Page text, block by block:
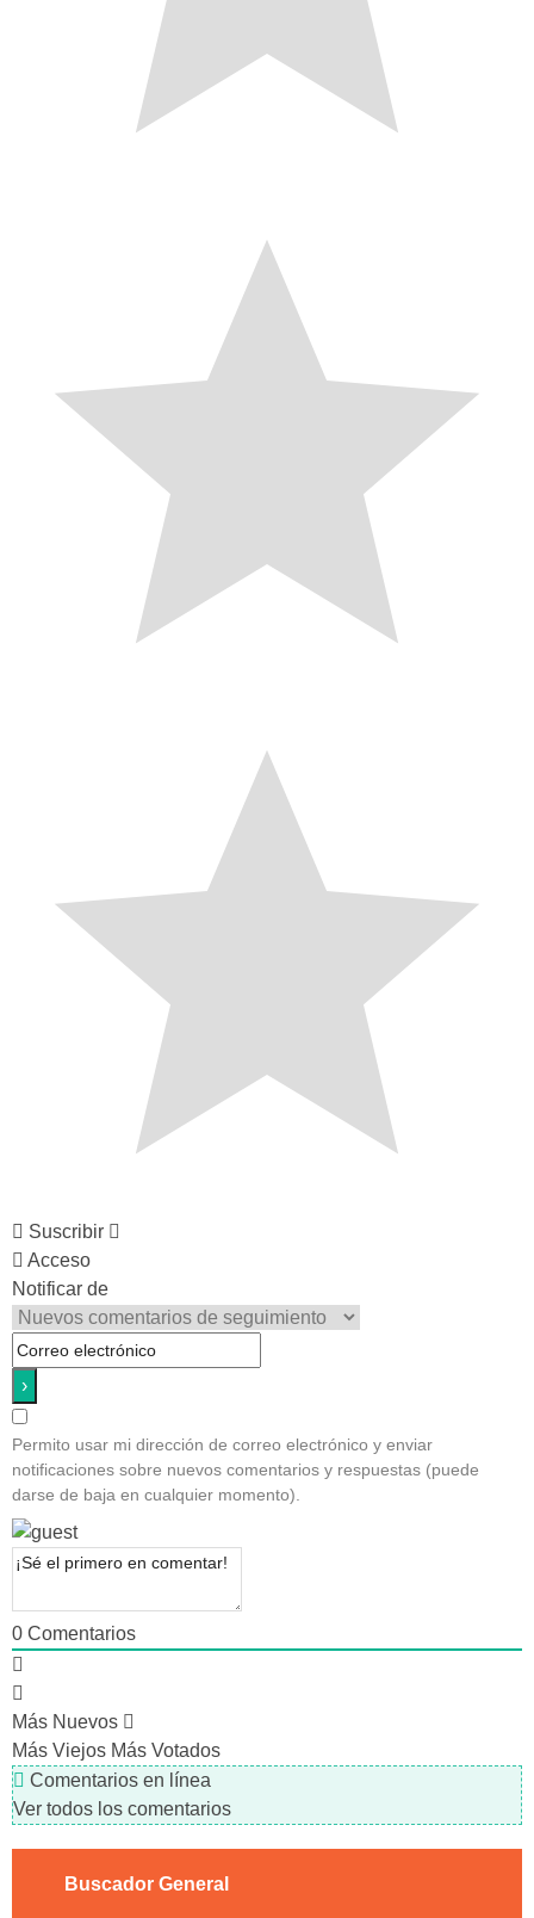
Suscribir
Acceso
Notificar de
Permito usar mi dirección de correo electrónico y enviar
notificaciones sobre nuevos comentarios y respuestas (puede
darse de baja en cualquier momento).
0 Comentarios
Más Nuevos
Más Viejos Más Votados
Comentarios en línea
Ver todos los comentarios
Buscador General